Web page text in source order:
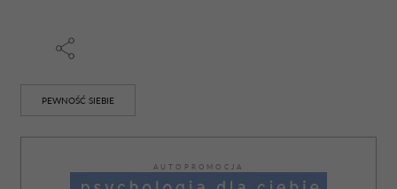
PEWNOŚĆ SIEBIE
AUTOPROMOCJA